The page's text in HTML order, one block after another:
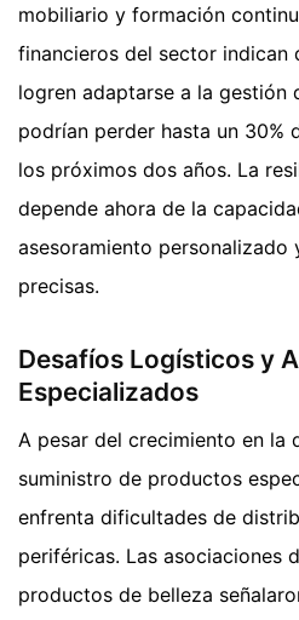
mobiliario y formación
financieros del sector indican
logren adaptarse a la gestión
podrían perder hasta un 30%
los próximos dos años. La
depende ahora de la
asesoramiento personalizado
precisas.
Desafíos Logísticos y
Especializados
A pesar del crecimiento en la
suministro de productos
enfrenta dificultades de
periféricas. Las asociaciones
productos de belleza